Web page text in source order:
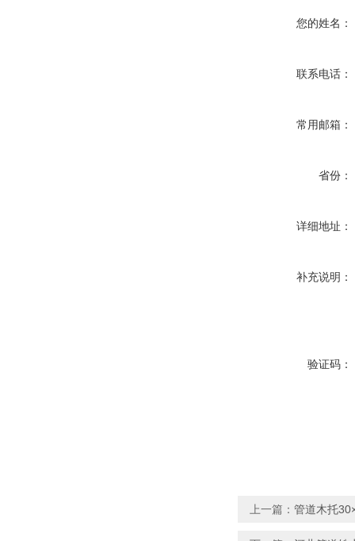
您的姓名：
联系电话：
常用邮箱：
省份：
详细地址：
补充说明：
验证码：
上一篇： 管道木托